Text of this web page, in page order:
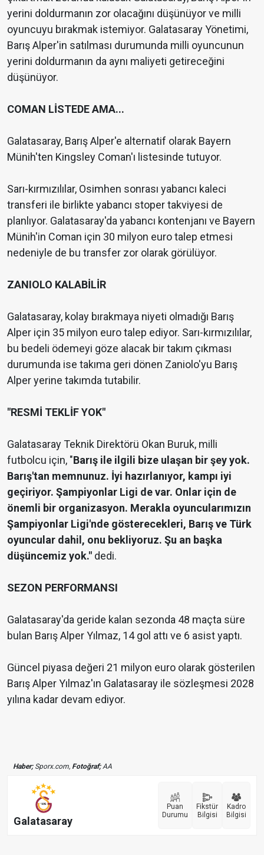
yerini doldurmanın zor olacağını düşünüyor ve milli
oyuncuyu bırakmak istemiyor. Galatasaray Yönetimi,
Barış Alper'in satılması durumunda milli oyuncunun
yerini doldurmanın da aynı maliyeti getireceğini
düşünüyor.
COMAN LİSTEDE AMA...
Galatasaray, Barış Alper'e alternatif olarak Bayern
Münih'ten Kingsley Coman'ı listesinde tutuyor.
Sarı-kırmızılılar, Osimhen sonrası yabancı kaleci
transferi ile birlikte yabancı stoper takviyesi de
planlıyor. Galatasaray'da yabancı kontenjanı ve Bayern
Münih'in Coman için 30 milyon euro talep etmesi
nedeniyle de bu transfer zor olarak görülüyor.
ZANIOLO KALABİLİR
Galatasaray, kolay bırakmaya niyeti olmadığı Barış
Alper için 35 milyon euro talep ediyor. Sarı-kırmızılılar,
bu bedeli ödemeyi göze alacak bir takım çıkması
durumunda ise takıma geri dönen Zaniolo'yu Barış
Alper yerine takımda tutabilir.
"RESMİ TEKLİF YOK"
Galatasaray Teknik Direktörü Okan Buruk, milli
futbolcu için, "Barış ile ilgili bize ulaşan bir şey yok.
Barış'tan memnunuz. İyi hazırlanıyor, kampı iyi
geçiriyor. Şampiyonlar Ligi de var. Onlar için de
önemli bir organizasyon. Merakla oyuncularımızın
Şampiyonlar Ligi'nde gösterecekleri, Barış ve Türk
oyuncular dahil, onu bekliyoruz. Şu an başka
düşüncemiz yok." dedi.
SEZON PERFORMANSI
Galatasaray'da geride kalan sezonda 48 maçta süre
bulan Barış Alper Yılmaz, 14 gol attı ve 6 asist yaptı.
Güncel piyasa değeri 21 milyon euro olarak gösterilen
Barış Alper Yılmaz'ın Galatasaray ile sözleşmesi 2028
yılına kadar devam ediyor.
Haber;Sporx.com, Fotoğraf;AA
Galatasaray
Puan
Durumu
Fikstür
Bilgisi
Kadro
Bilgisi